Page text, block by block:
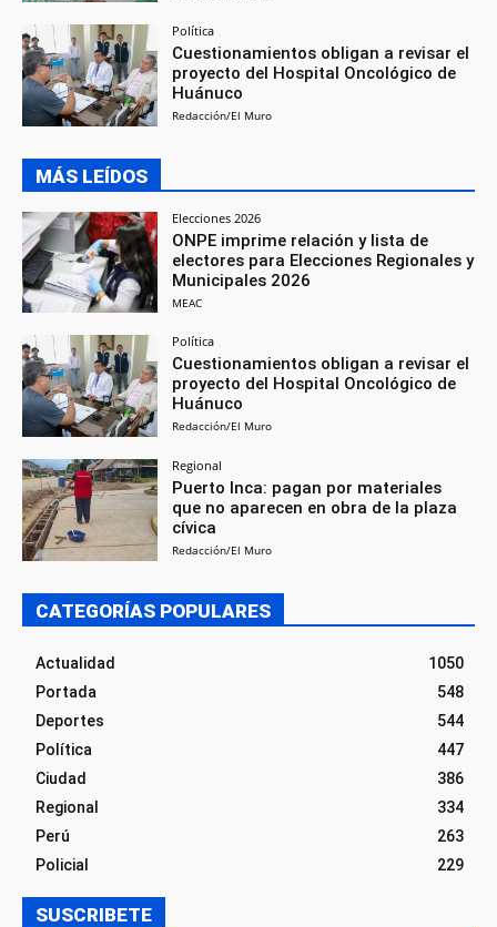
Política
Cuestionamientos obligan a revisar el
proyecto del Hospital Oncológico de
Huánuco
Redacción/El Muro
MÁS LEÍDOS
Elecciones 2026
ONPE imprime relación y lista de
electores para Elecciones Regionales y
Municipales 2026
MEAC
Política
Cuestionamientos obligan a revisar el
proyecto del Hospital Oncológico de
Huánuco
Redacción/El Muro
Regional
Puerto Inca: pagan por materiales
que no aparecen en obra de la plaza
cívica
Redacción/El Muro
CATEGORÍAS POPULARES
Actualidad
1050
Portada
548
Deportes
544
Política
447
Ciudad
386
Regional
334
Perú
263
Policial
229
SUSCRIBETE